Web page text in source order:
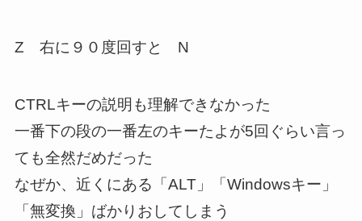
Z 右に９０度回すと N
CTRLキーの説明も理解できなかった
一番下の段の一番左のキーたよが5回ぐらい言っ
ても全然だめだった
なぜか、近くにある「ALT」「Windowsキー」
「無変換」ばかりおしてしまう